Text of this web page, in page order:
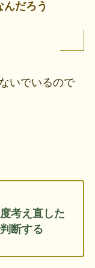
だろう
いでいるので
考え直した
断する